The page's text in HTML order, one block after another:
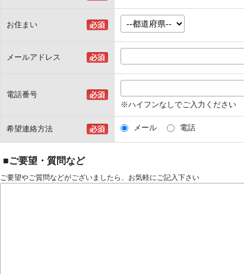
お住まい
メールアドレス
電話番号
※ハイフンなしでご入力ください
希望連絡方法 メール 電話
■ご要望・質問など
ご要望やご質問などがございましたら、お気軽にご記入下さい